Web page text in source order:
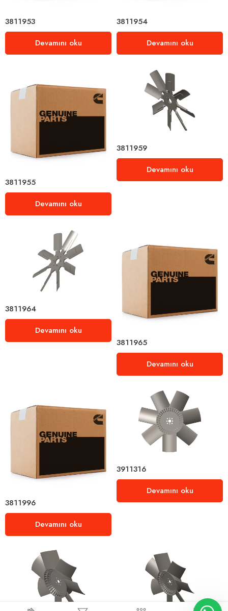
3811953
Devamını oku
3811954
Devamını oku
3811955
Devamını oku
3811959
Devamını oku
3811964
Devamını oku
3811965
Devamını oku
3811996
Devamını oku
3911316
Devamını oku